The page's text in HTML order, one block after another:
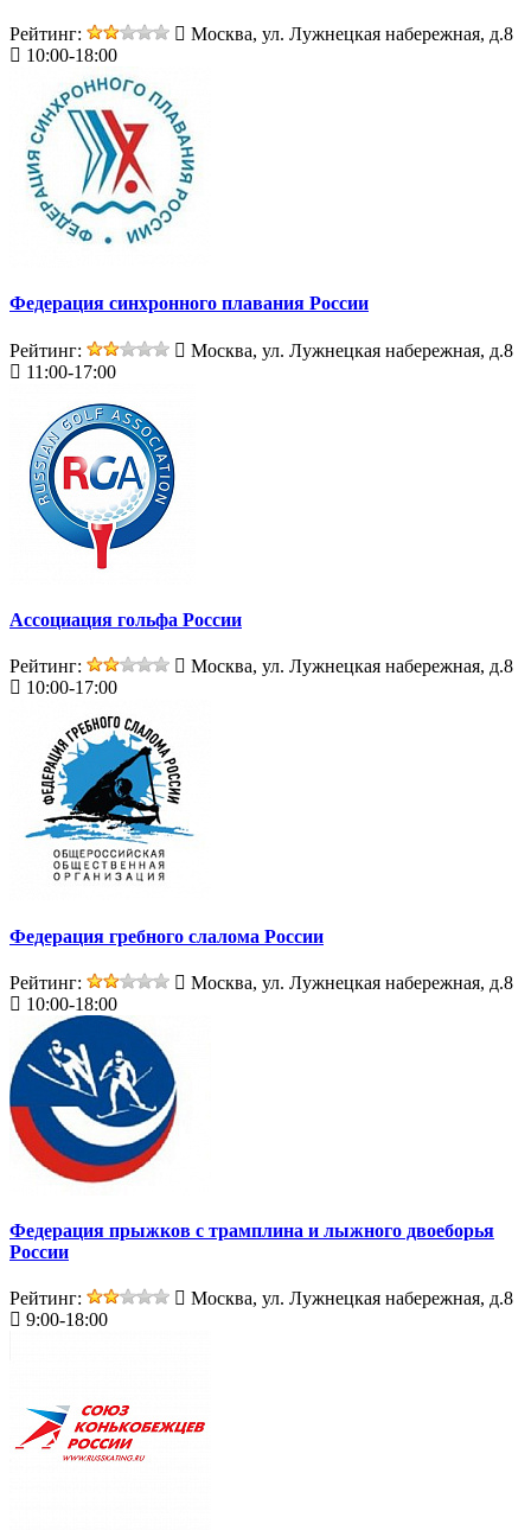
Рейтинг:
Москва, ул. Лужнецкая набережная, д.8
10:00-18:00
Федерация синхронного плавания России
Рейтинг:
Москва, ул. Лужнецкая набережная, д.8
11:00-17:00
Ассоциация гольфа России
Рейтинг:
Москва, ул. Лужнецкая набережная, д.8
10:00-17:00
Федерация гребного слалома России
Рейтинг:
Москва, ул. Лужнецкая набережная, д.8
10:00-18:00
Федерация прыжков с трамплина и лыжного двоеборья
России
Рейтинг:
Москва, ул. Лужнецкая набережная, д.8
9:00-18:00